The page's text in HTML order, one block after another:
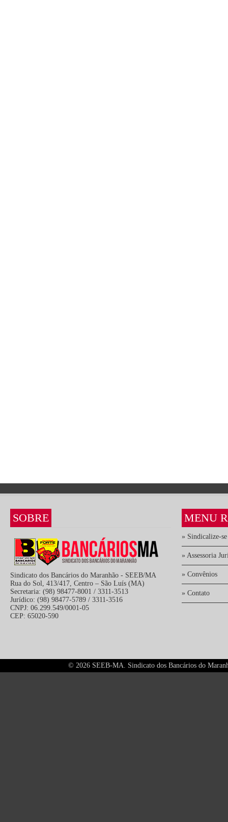
SOBRE
Sindicato dos Bancários do Maranhão - SEEB/MA
Rua do Sol, 413/417, Centro – São Luís (MA)
Secretaria: (98) 98477-8001 / 3311-3513
Jurídico: (98) 98477-5789 / 3311-3516
CNPJ: 06.299.549/0001-05
CEP: 65020-590
MENU
» Sindicalize-se
» Assessoria
» Convênios
» Contato
© 2026 SEEB-MA. Sindicato dos Bancários do